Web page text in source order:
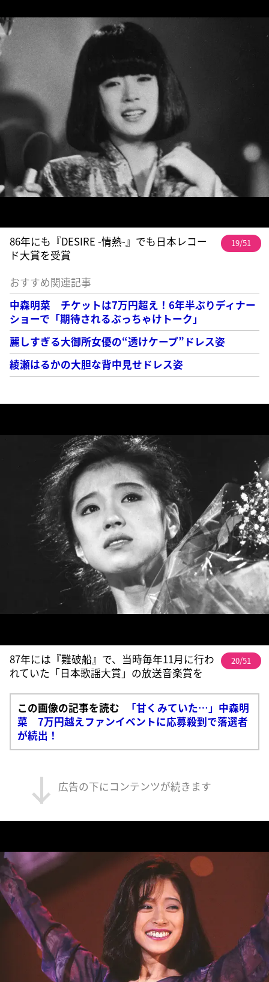
86年にも『DESIRE -情熱-』でも日本レコー
ド大賞を受賞
19/51
おすすめ関連記事
中森明菜 チケットは7万円超え！6年半ぶりディナー
ショーで「期待されるぶっちゃけトーク」
麗しすぎる大御所女優の“透けケープ”ドレス姿
綾瀬はるかの大胆な背中見せドレス姿
87年には『難破船』で、当時毎年11月に行わ
れていた「日本歌謡大賞」の放送音楽賞を
20/51
この画像の記事を読む
「甘くみていた…」中森明
菜 7万円越えファンイベントに応募殺到で落選者
が続出！
広告の下にコンテンツが続きます